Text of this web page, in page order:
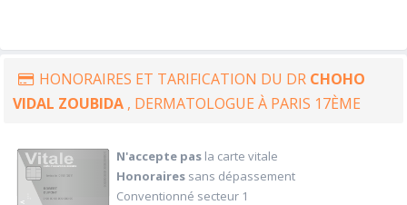
HONORAIRES ET TARIFICATION DU DR CHOHO
VIDAL ZOUBIDA , DERMATOLOGUE À PARIS 17ÈME
N'accepte pasla carte vitale
Honorairessans dépassement
Conventionné secteur 1